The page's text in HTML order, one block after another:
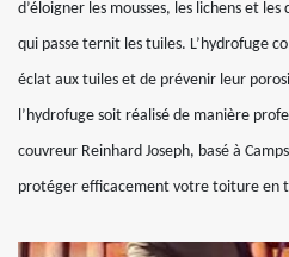
d’éloigner les mousses, les lichens et
qui passe ternit les tuiles. L’hydrofuge
éclat aux tuiles et de prévenir leur
l’hydrofuge soit réalisé de manière
couvreur Reinhard Joseph, basé à
protéger efficacement votre toiture en